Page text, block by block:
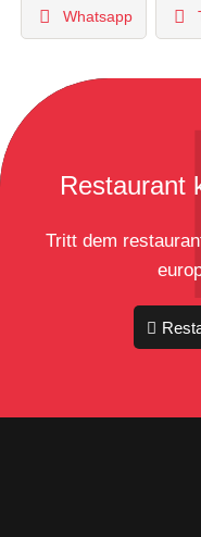
Whatsapp
Restaurant
Tritt dem